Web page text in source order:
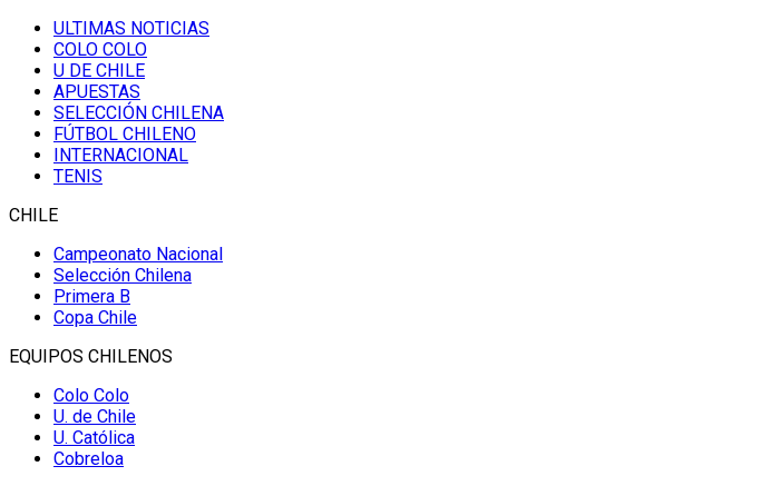
ULTIMAS NOTICIAS
COLO COLO
U DE CHILE
APUESTAS
SELECCIÓN CHILENA
FÚTBOL CHILENO
INTERNACIONAL
TENIS
CHILE
Campeonato Nacional
Selección Chilena
Primera B
Copa Chile
EQUIPOS CHILENOS
Colo Colo
U. de Chile
U. Católica
Cobreloa